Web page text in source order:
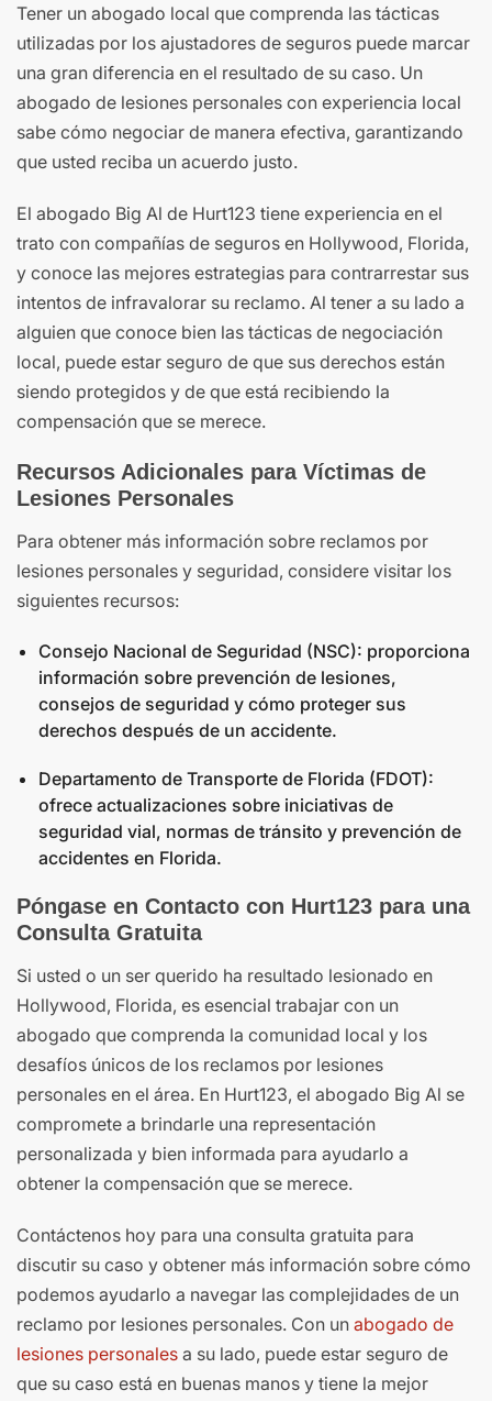
Tener un abogado local que comprenda las tácticas
utilizadas por los ajustadores de seguros puede marcar
una gran diferencia en el resultado de su caso. Un
abogado de lesiones personales con experiencia local
sabe cómo negociar de manera efectiva, garantizando
que usted reciba un acuerdo justo.
El abogado Big Al de Hurt123 tiene experiencia en el
trato con compañías de seguros en Hollywood, Florida,
y conoce las mejores estrategias para contrarrestar sus
intentos de infravalorar su reclamo. Al tener a su lado a
alguien que conoce bien las tácticas de negociación
local, puede estar seguro de que sus derechos están
siendo protegidos y de que está recibiendo la
compensación que se merece.
Recursos Adicionales para Víctimas de
Lesiones Personales
Para obtener más información sobre reclamos por
lesiones personales y seguridad, considere visitar los
siguientes recursos:
Consejo Nacional de Seguridad (NSC): proporciona
información sobre prevención de lesiones,
consejos de seguridad y cómo proteger sus
derechos después de un accidente.
Departamento de Transporte de Florida (FDOT):
ofrece actualizaciones sobre iniciativas de
seguridad vial, normas de tránsito y prevención de
accidentes en Florida.
Póngase en Contacto con Hurt123 para una
Consulta Gratuita
Si usted o un ser querido ha resultado lesionado en
Hollywood, Florida, es esencial trabajar con un
abogado que comprenda la comunidad local y los
desafíos únicos de los reclamos por lesiones
personales en el área. En Hurt123, el abogado Big Al se
compromete a brindarle una representación
personalizada y bien informada para ayudarlo a
obtener la compensación que se merece.
Contáctenos hoy para una consulta gratuita para
discutir su caso y obtener más información sobre cómo
podemos ayudarlo a navegar las complejidades de un
reclamo por lesiones personales. Con un abogado de
lesiones personales a su lado, puede estar seguro de
que su caso está en buenas manos y tiene la mejor